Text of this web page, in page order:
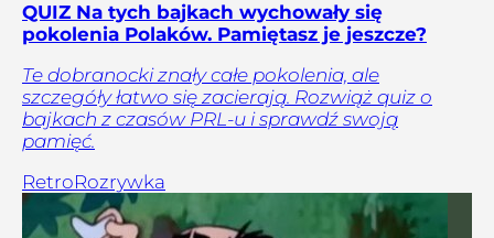
QUIZ Na tych bajkach wychowały się
pokolenia Polaków. Pamiętasz je jeszcze?
Te dobranocki znały całe pokolenia, ale
szczegóły łatwo się zacierają. Rozwiąż quiz o
bajkach z czasów PRL-u i sprawdź swoją
pamięć.
RetroRozrywka